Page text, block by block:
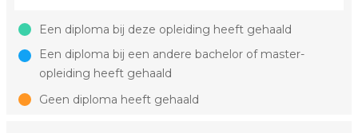
Een diploma bij deze opleiding heeft gehaald
Een diploma bij een andere bachelor of master-
opleiding heeft gehaald
Geen diploma heeft gehaald